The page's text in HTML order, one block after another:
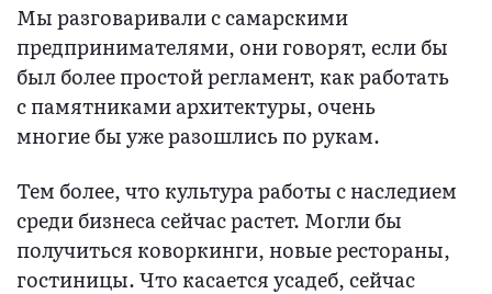
Мы разговаривали с самарскими
предпринимателями, они говорят, если бы
был более простой регламент, как работать
с памятниками архитектуры, очень
многие бы уже разошлись по рукам.
Тем более, что культура работы с наследием
среди бизнеса сейчас растет. Могли бы
получиться коворкинги, новые рестораны,
гостиницы. Что касается усадеб, сейчас